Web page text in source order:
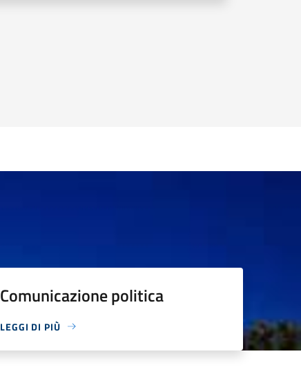
Comunicazione politica
LEGGI DI PIÙ